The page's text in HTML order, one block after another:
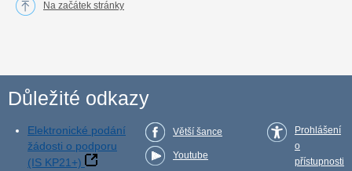
Na začátek stránky
Důležité odkazy
Elektronické podání
žádosti o podporu
(IS KP21+)
Větší šance
Youtube
Prohlášení
o
přístupnosti